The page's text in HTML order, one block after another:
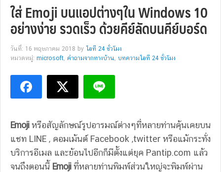
ใส่ Emoji บนแอปต่างๆใน Windows 10
อย่างง่าย รวดเร็ว ด้วยคีย์ลัดบนคีย์บอร์ด
วันที่: 16 พฤษภาคม 2018 by ไอที 24 ชั่วโมง
หมวดหมู่: microsoft, คำถามจากทางบ้าน, บทความไอที 24 ชั่วโมง
Emojiหรือสัญลักษณ์รูปอารมณ์ต่างๆที่หลายท่านคุ้นเคยบน
แชท LINE , คอมเม้นต์ Facebook ,twitter หรือแม้กระทั่ง
บริการอีเมล และย้อนไปอีกก็มีตั้งแต่ยุค Pantip.com แล้ว
จนถึงตอนนี้ Emojiที่หลายท่านพิมพ์ส่วนใหญ่จะพิมพ์ผ่าน